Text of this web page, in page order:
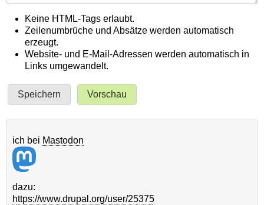
Keine HTML-Tags erlaubt.
Zeilenumbrüche und Absätze werden automatisch
erzeugt.
Website- und E-Mail-Adressen werden automatisch in
Links umgewandelt.
ich bei Mastodon
dazu:
https://www.drupal.org/user/25375